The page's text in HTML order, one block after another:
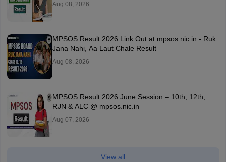
Aug 08, 2026
MPSOS Result 2026 Link Out at mpsos.nic.in - Ruk
Jana Nahi, Aa Laut Chale Result
Aug 08, 2026
MPSOS Result 2026 June Session – 10th, 12th,
RJN & ALC @ mpsos.nic.in
Aug 07, 2026
View all